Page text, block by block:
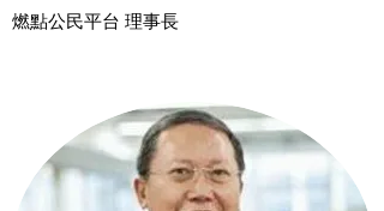
燃點公民平台 理事長